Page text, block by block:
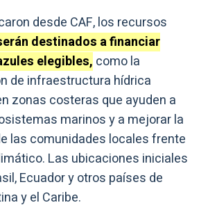
desde CAF, los recursos
destinados a financiar
elegibles, como la
de infraestructura hídrica
zonas costeras que ayuden a
marinos y a mejorar la
las comunidades locales frente
Las ubicaciones iniciales
Ecuador y otros países de
y el Caribe.